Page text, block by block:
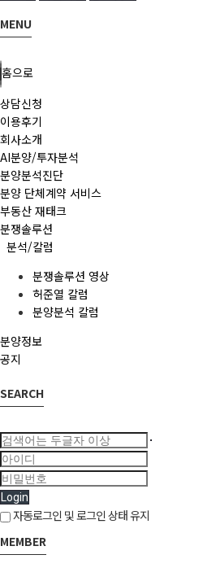
MENU
홈으로
상담신청
이용후기
회사소개
AI분양/투자분석
분양분석진단
분양 단체계약 서비스
부동산 재태크
분쟁솔루션
분석/칼럼
분쟁솔루션 영상
허준열 칼럼
분양분석 칼럼
분양정보
공지
SEARCH
Login
자동로그인 및 로그인 상태 유지
MEMBER